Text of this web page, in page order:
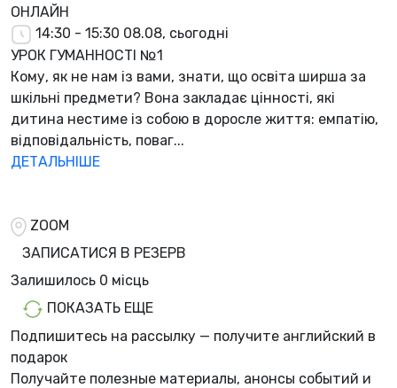
ОНЛАЙН
14:30 - 15:30 08.08, сьогодні
УРОК ГУМАННОСТІ №1
Кому, як не нам із вами, знати, що освіта ширша за
шкільні предмети? Вона закладає цінності, які
дитина нестиме із собою в доросле життя: емпатію,
відповідальність, поваг...
ДЕТАЛЬНІШЕ
ZOOM
ЗАПИСАТИСЯ В РЕЗЕРВ
Залишилось 0 місць
ПОКАЗАТЬ ЕЩЕ
Подпишитесь на рассылку — получите английский в
подарок
Получайте полезные материалы, анонсы событий и